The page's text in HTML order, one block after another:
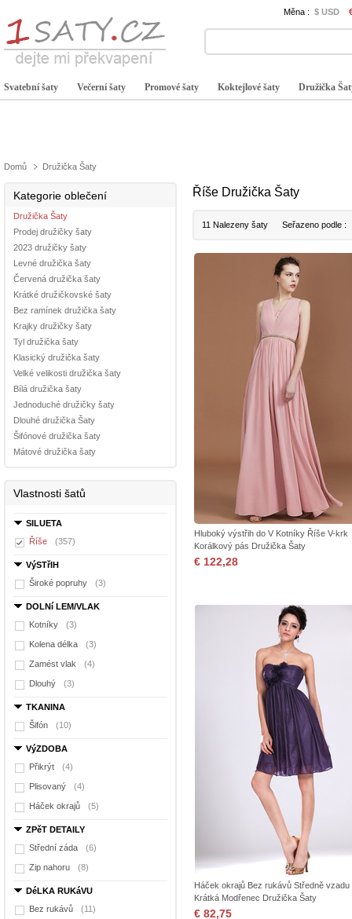
Měna : $ USD
Svatební šaty Večerní šaty Promové šaty Koktejlové šaty Družička
Domů Družička Šaty
Kategorie oblečení
Družička Šaty
Prodej družičky šaty
2023 družičky šaty
Levné družička šaty
Červená družička šaty
Krátké družičkovské šaty
Bez ramínek družička šaty
Krajky družičky šaty
Tyl družička šaty
Klasický družička šaty
Velké velikosti družička šaty
Bílá družička šaty
Jednoduché družičky šaty
Dlouhé družička Šaty
Šifónové družička šaty
Mátové družička šaty
Vlastnosti šatů
SILUETA
Říše
(357)
VýSTřIH
Široké popruhy
(3)
DOLNí LEM/VLAK
Kotníky
(3)
Kolena délka (3)
Zamést vlak (4)
Dlouhý (3)
TKANINA
Šifón
(10)
VýZDOBA
Přikrýt
(4)
Plisovaný (4)
Háček okrajů (5)
ZPěT DETAILY
Střední záda
(6)
Zip nahoru (8)
DéLKA RUKáVU
Bez rukávů
(11)
Říše Družička Šaty
11 Nalezeny šaty Seřazeno podle :
Hluboký výstřih do V Kotníky Říše V-krk
Korálkový pás Družička Šaty
€ 122,28
Háček okrajů Bez rukávů Středně vzadu
Krátká Modřenec Družička Šaty
€ 82,75